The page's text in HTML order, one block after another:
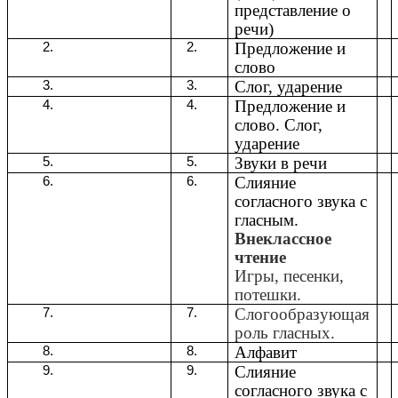
представление о
речи)
Предложение и
слово
Слог, ударение
Предложение и
слово. Слог,
ударение
Звуки в речи
Слияние
согласного звука с
гласным.
Внеклассное
чтение
Игры, песенки,
потешки.
Слогообразующая
роль гласных.
Алфавит
Слияние
согласного звука с